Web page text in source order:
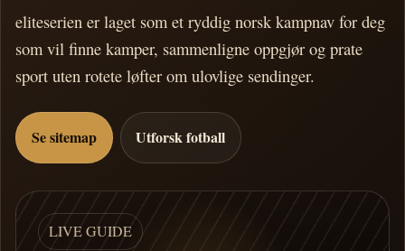
eliteserien er laget som et ryddig norsk kampnav for deg
som vil finne kamper, sammenligne oppgjør og prate
sport uten rotete løfter om ulovlige sendinger.
Se sitemap Utforsk fotball
LIVE GUIDE